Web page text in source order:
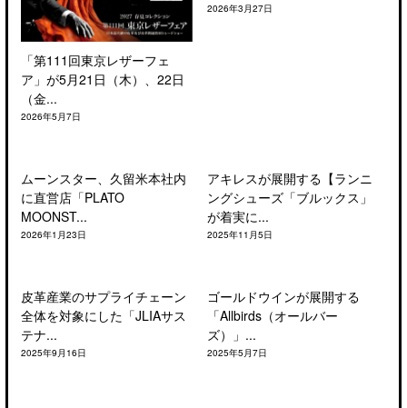
「第111回東京レザーフェ
ア」が5月21日（木）、22日
（金...
2026年5月7日
2026年3月27日
ムーンスター、久留米本社内
に直営店「PLATO
MOONST...
2026年1月23日
アキレスが展開する【ランニ
ングシューズ「ブルックス」
が着実に...
2025年11月5日
皮革産業のサプライチェーン
全体を対象にした「JLIAサス
テナ...
2025年9月16日
ゴールドウインが展開する
「Allbirds（オールバー
ズ）」...
2025年5月7日